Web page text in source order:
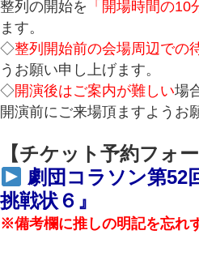
整列の開始を 「開場時間の10
ます。
◇整列開始前の会場周辺での
うお願い申し上げます。
◇開演後はご案内が難しい場
開演前にご来場頂ますようお
【チケット予約フォー
劇団コラソン第52
挑戦状６』
※備考欄に推しの明記を忘れ